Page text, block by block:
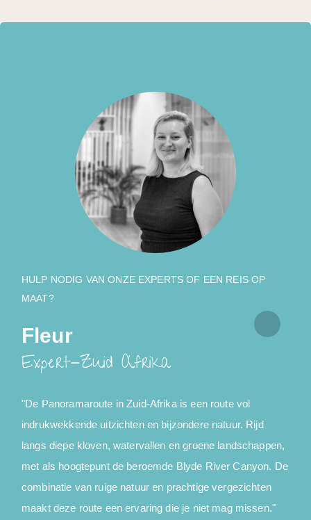
HULP NODIG VAN ONZE EXPERTS OF EEN REIS OP
MAAT?
Fleur
Expert-Zuid Afrika
"De Panoramaroute in Zuid-Afrika is een route vol
indrukwekkende uitzichten en bijzondere natuur. Rijd
langs diepe kloven, watervallen en groene landschappen,
met als hoogtepunt de beroemde Blyde River Canyon. De
combinatie van ruige natuur en prachtige vergezichten
maakt deze route een ervaring die je niet mag missen."